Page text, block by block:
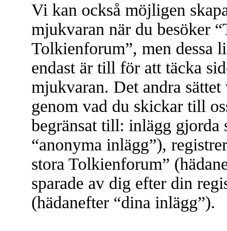
Vi kan också möjligen
mjukvaran när du besöker
Tolkienforum”, men dessa
endast är till för att täcka
mjukvaran. Det andra
genom vad du skickar till
begränsat till: inlägg gjorda
“anonyma inlägg”),
stora Tolkienforum”
sparade av dig efter din
(hädanefter “dina inlägg”).